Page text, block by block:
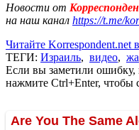
Новости от
на наш канал https://t.me/
Читайте Korrespondent.net
ТЕГИ: Израиль, видео,
Если вы заметили ошибку,
нажмите Ctrl+Enter, чтобы